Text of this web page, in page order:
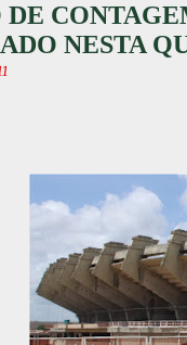
NESTA